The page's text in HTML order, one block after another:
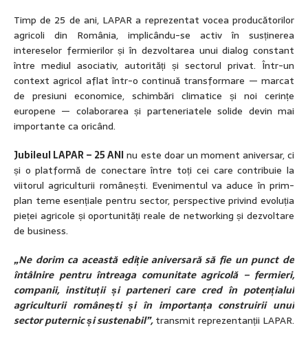
Timp de 25 de ani, LAPAR a reprezentat vocea producătorilor
agricoli din România, implicându-se activ în susținerea
intereselor fermierilor și în dezvoltarea unui dialog constant
între mediul asociativ, autorități și sectorul privat. Într-un
context agricol aflat într-o continuă transformare — marcat
de presiuni economice, schimbări climatice și noi cerințe
europene — colaborarea și parteneriatele solide devin mai
importante ca oricând.
Jubileul LAPAR – 25 ANInu este doar un moment aniversar, ci
și o platformă de conectare între toți cei care contribuie la
viitorul agriculturii românești. Evenimentul va aduce în prim-
plan teme esențiale pentru sector, perspective privind evoluția
pieței agricole și oportunități reale de networking și dezvoltare
de business.
„Ne dorim ca această ediție aniversară să fie un punct de
întâlnire pentru întreaga comunitate agricolă – fermieri,
companii, instituții și parteneri care cred în potențialul
agriculturii românești și în importanța construirii unui
sector puternic și sustenabil”,transmit reprezentanții LAPAR.